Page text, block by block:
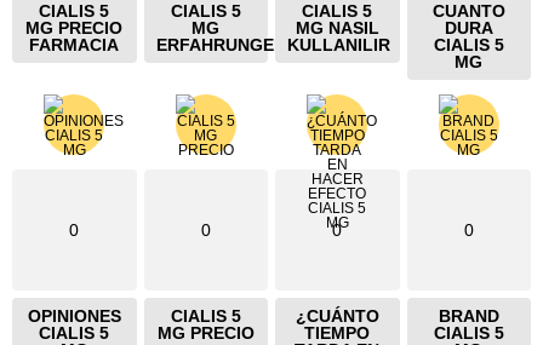
CIALIS 5
MG PRECIO
FARMACIA
CIALIS 5
MG
ERFAHRUNGEN
CIALIS 5
MG NASIL
KULLANILIR
CUANTO
DURA
CIALIS 5
MG
0
OPINIONES
CIALIS 5
0
CIALIS 5
MG PRECIO
0
¿CUÁNTO
TIEMPO
0
BRAND
CIALIS 5